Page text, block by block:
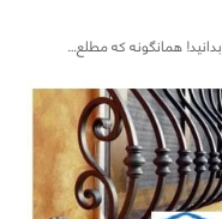
همانگونه که مطلع…